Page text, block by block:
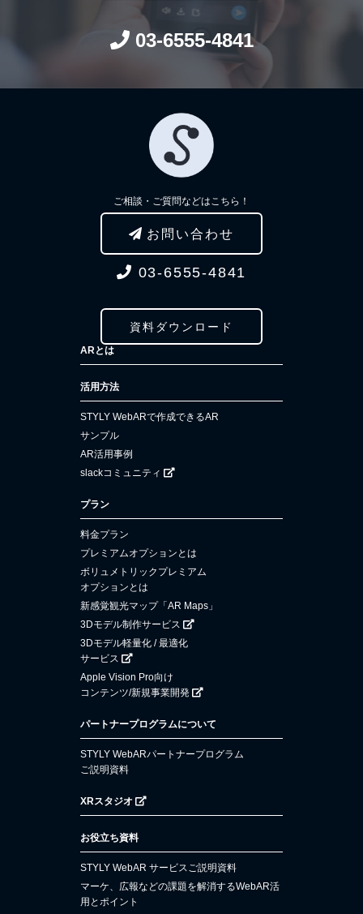
03-6555-4841
ご相談・ご質問などはこちら！
お問い合わせ
03-6555-4841
資料ダウンロード
ARとは
活用方法
STYLY WebARで作成できるAR
サンプル
AR活用事例
slackコミュニティ
プラン
料金プラン
プレミアムオプションとは
ボリュメトリックプレミアム
オプションとは
新感覚観光マップ「AR Maps」
3Dモデル制作サービス
3Dモデル軽量化 / 最適化
サービス
Apple Vision Pro向け
コンテンツ/新規事業開発
パートナープログラムについて
STYLY WebARパートナープログラム
ご説明資料
XRスタジオ
お役立ち資料
STYLY WebAR サービスご説明資料
マーケ、広報などの課題を解消するWebAR活
用とポイント